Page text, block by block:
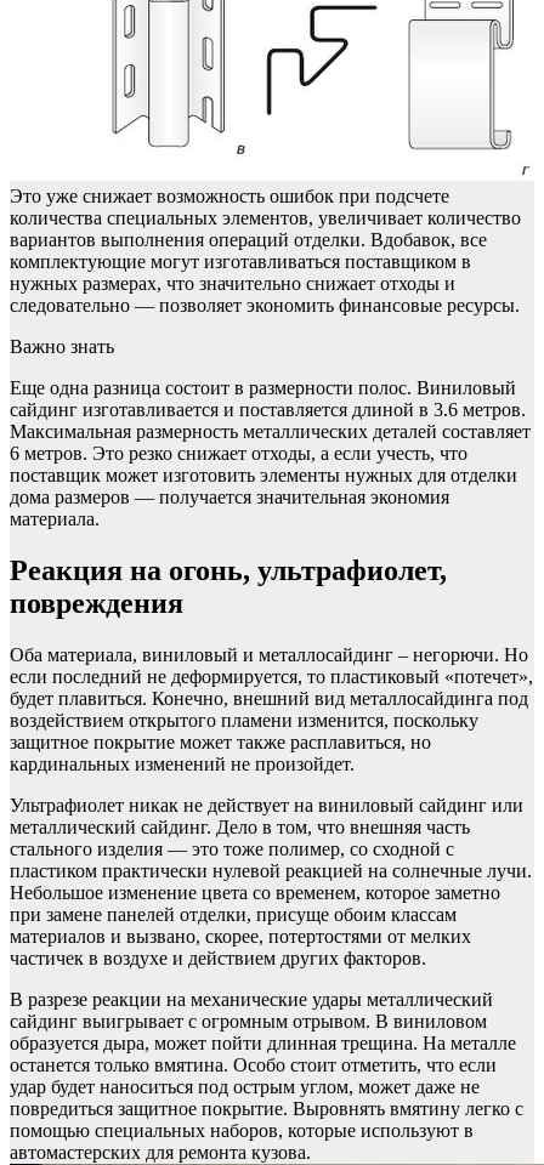
Это уже снижает возможность ошибок при подсчете
количества специальных элементов, увеличивает количество
вариантов выполнения операций отделки. Вдобавок, все
комплектующие могут изготавливаться поставщиком в
нужных размерах, что значительно снижает отходы и
следовательно — позволяет экономить финансовые ресурсы.
Важно знать
Еще одна разница состоит в размерности полос. Виниловый
сайдинг изготавливается и поставляется длиной в 3.6 метров.
Максимальная размерность металлических деталей составляет
6 метров. Это резко снижает отходы, а если учесть, что
поставщик может изготовить элементы нужных для отделки
дома размеров — получается значительная экономия
материала.
Реакция на огонь, ультрафиолет,
повреждения
Оба материала, виниловый и металлосайдинг – негорючи. Но
если последний не деформируется, то пластиковый «потечет»,
будет плавиться. Конечно, внешний вид металлосайдинга под
воздействием открытого пламени изменится, поскольку
защитное покрытие может также расплавиться, но
кардинальных изменений не произойдет.
Ультрафиолет никак не действует на виниловый сайдинг или
металлический сайдинг. Дело в том, что внешняя часть
стального изделия — это тоже полимер, со сходной с
пластиком практически нулевой реакцией на солнечные лучи.
Небольшое изменение цвета со временем, которое заметно
при замене панелей отделки, присуще обоим классам
материалов и вызвано, скорее, потертостями от мелких
частичек в воздухе и действием других факторов.
В разрезе реакции на механические удары металлический
сайдинг выигрывает с огромным отрывом. В виниловом
образуется дыра, может пойти длинная трещина. На металле
останется только вмятина. Особо стоит отметить, что если
удар будет наноситься под острым углом, может даже не
повредиться защитное покрытие. Выровнять вмятину легко с
помощью специальных наборов, которые используют в
автомастерских для ремонта кузова.